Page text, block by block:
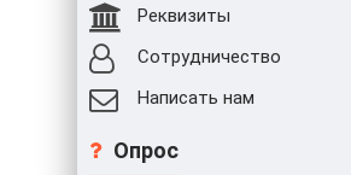
Реквизиты
Сотрудничество
Написать нам
Опрос